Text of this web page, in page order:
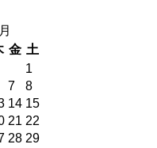
金 土
1
7
8
14 15
21 22
28 29